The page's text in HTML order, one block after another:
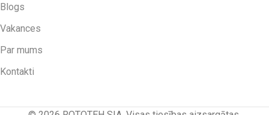
Blogs
Vakances
Par mums
Kontakti